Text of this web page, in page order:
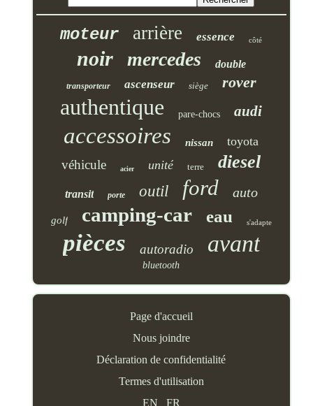
moteur arrière essence côté
noir mercedes double
transporteur ascenseur siège rover
authentique pare-chocs audi
accessoires nissan toyota
véhicule acier unité terre diesel
transit porte outil ford auto
golf camping-car eau s'adapte
pièces autoradio avant
bluetooth
Page d'accueil
Nous joindre
Déclaration de confidentialité
Termes d'utilisation
EN
FR